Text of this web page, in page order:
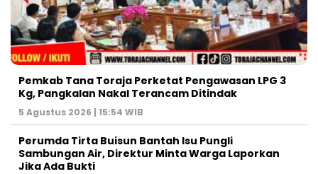
Pemkab Tana Toraja Perketat Pengawasan LPG 3
Kg, Pangkalan Nakal Terancam Ditindak
5 Agustus 2026 | 15:54 WIB
Perumda Tirta Buisun Bantah Isu Pungli
Sambungan Air, Direktur Minta Warga Laporkan
Jika Ada Bukti